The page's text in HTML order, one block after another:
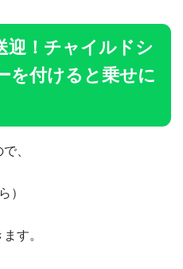
迎！チャイルドシ
を付けると乗せに
、
）
す。